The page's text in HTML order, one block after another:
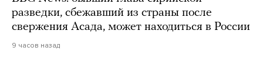
разведки, сбежавший из страны после
свержения Асада, может находиться в России
9 часов назад